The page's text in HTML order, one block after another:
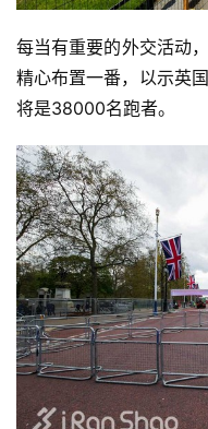
每当有重要的外交活动
精心布置一番，以示英
将是38000名跑者。